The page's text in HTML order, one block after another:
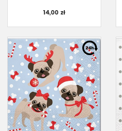
14,00 zł